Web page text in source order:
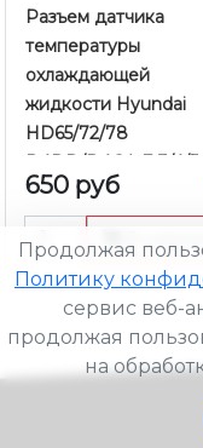
Разъем датчика
температуры
охлаждающей
жидкости Hyundai
HD65/72/78
D4DD/D4GA Е-3/4/5
Tyb
650 руб
Продолжая
Политику
сервис веб-
продолжая
на